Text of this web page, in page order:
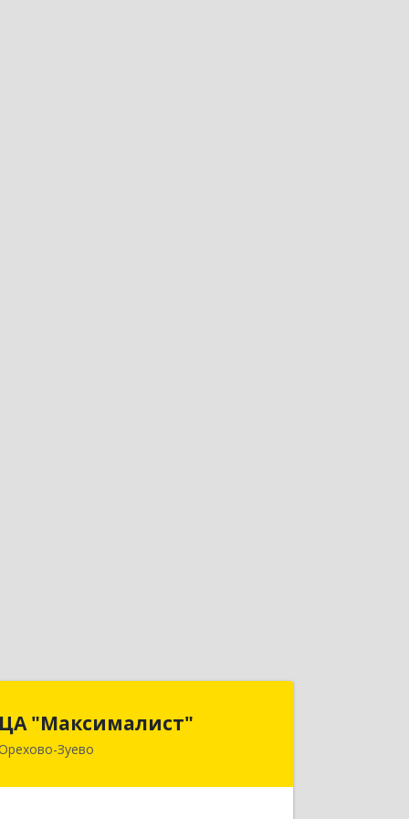
ЦА "Максималист"
Зуево
142600, Московская обл, Орехово-